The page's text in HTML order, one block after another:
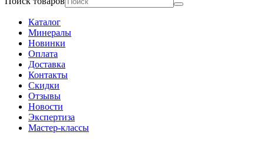
Каталог
Минералы
Новинки
Оплата
Доставка
Контакты
Скидки
Отзывы
Новости
Экспертиза
Мастер-классы